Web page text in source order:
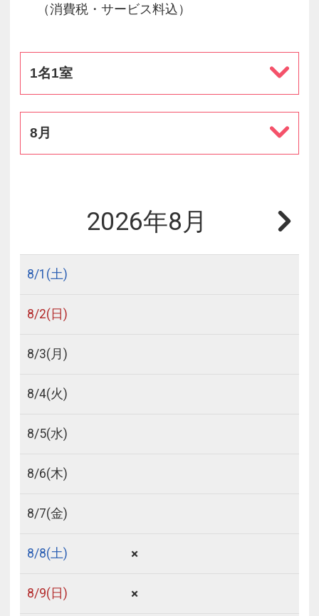
（消費税・サービス料込）
1名1室
8月
2026年8月
8/1 (土)
8/2(日)
8/3(月)
8/4(火)
8/5(水)
8/6(木)
8/7(金)
8/8(土) ×
8/9(日) ×